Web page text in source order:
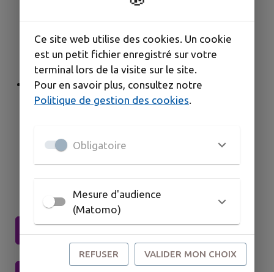
âge, dans un lieu dédié à cet accueil collectif.
Les structures d’accueil peuvent être de tailles
et de statuts variables (micro-crèches à
grandes crèches, publiques, privées à but
lucratif et privées associatives) ;
L’accueil individuel permet à l’enfant d’être
reçu au domicile d’une assistante maternelle
4). Les auxiliaires parentales veilleront sur le
Ce site web utilise des cookies. Un cookie
est un petit fichier enregistré sur votre
terminal lors de la visite sur le site.
Pour en savoir plus, consultez notre
Politique de gestion des cookies.
Obligatoire
Mesure d'audience
(Matomo)
REFUSER VALIDER MON CHOIX